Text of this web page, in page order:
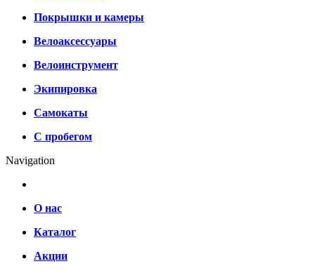
Покрышки и камеры
Велоаксессуары
Велоинструмент
Экипировка
Самокаты
С пробегом
Navigation
О нас
Каталог
Акции